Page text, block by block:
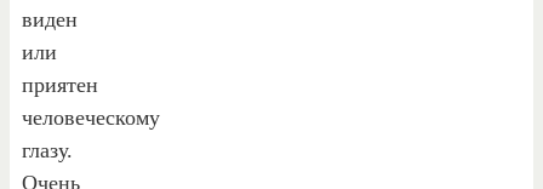
виден
или
приятен
человеческому
глазу.
Очень